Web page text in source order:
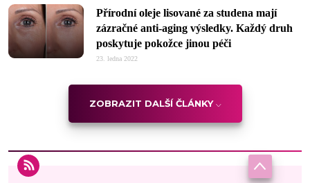
Přírodní oleje lisované za studena mají
zázračné anti-aging výsledky. Každý druh
poskytuje pokožce jinou péči
23. ledna 2022
ZOBRAZIT DALŠÍ ČLÁNKY